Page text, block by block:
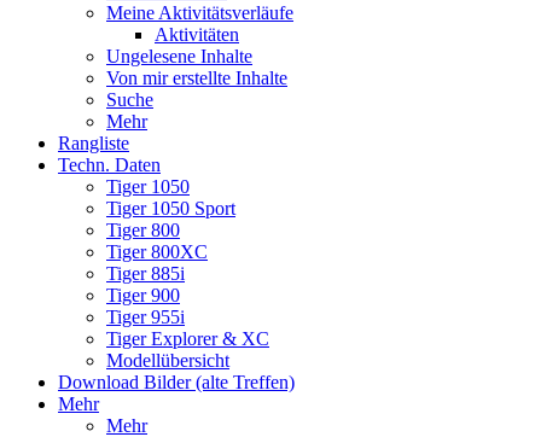
Meine Aktivitätsverläufe
Aktivitäten
Ungelesene Inhalte
Von mir erstellte Inhalte
Suche
Mehr
Rangliste
Techn. Daten
Tiger 1050
Tiger 1050 Sport
Tiger 800
Tiger 800XC
Tiger 885i
Tiger 900
Tiger 955i
Tiger Explorer & XC
Modellübersicht
Download Bilder (alte Treffen)
Mehr
Mehr